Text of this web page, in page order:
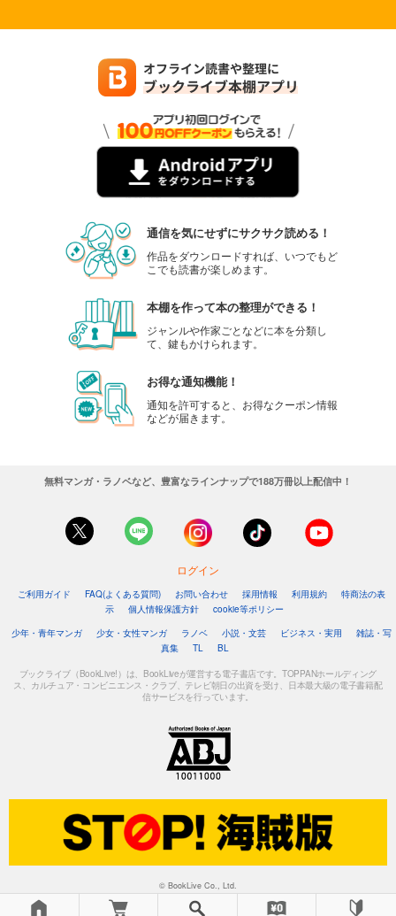
あらすじを表示する
ひともんちゃくなら喜んで！【単話】 53
完結
あらすじを表示する
ひともんちゃくなら喜んで！【単話】 54
110円 (税込)
完結
あらすじを表示する
ひともんちゃくなら喜んで！【単話】 55
110
完結
ひともんちゃくなら喜んで！【単話】 56
あらすじを表示する
ひともんちゃくなら喜んで！【単話】 57
カート
試し読み
あらすじを表示する
ひともんちゃくなら喜んで！【単話】 58
試し読み
あらすじを表示する
ひともんちゃくなら喜んで！【単話】 59
完結
通信を気にせずにサクサク読める！
作品をダウンロードすれば、いつでもど
こでも読書が楽しめます。
本棚を作って本の整理ができる！
ジャンルや作家ごとなどに本を分類し
て、鍵もかけられます。
お得な通知機能！
通知を許可すると、お得なクーポン情報
などが届きます。
無料マンガ・ラノベなど、豊富なラインナップで188万冊以上配信中！
ログイン
ご利用ガイド FAQ(よくある質問) お問い合わせ 採用情報 利用規約
特商法の表
示
個人情報保護方針
cookie等ポリシー
少年・青年マンガ
少女・女性マンガ ラノベ 小説・文芸 ビジネス・実用
雑誌・写
真集
TL BL
ブックライブ（BookLive!）は、BookLiveが運営する電子書店です。TOPPANホールディング
ス、カルチュア・コンビニエンス・クラブ、テレビ朝日の出資を受け、日本最大級の電子書籍配
信サービスを行っています。
© BookLive Co., Ltd.